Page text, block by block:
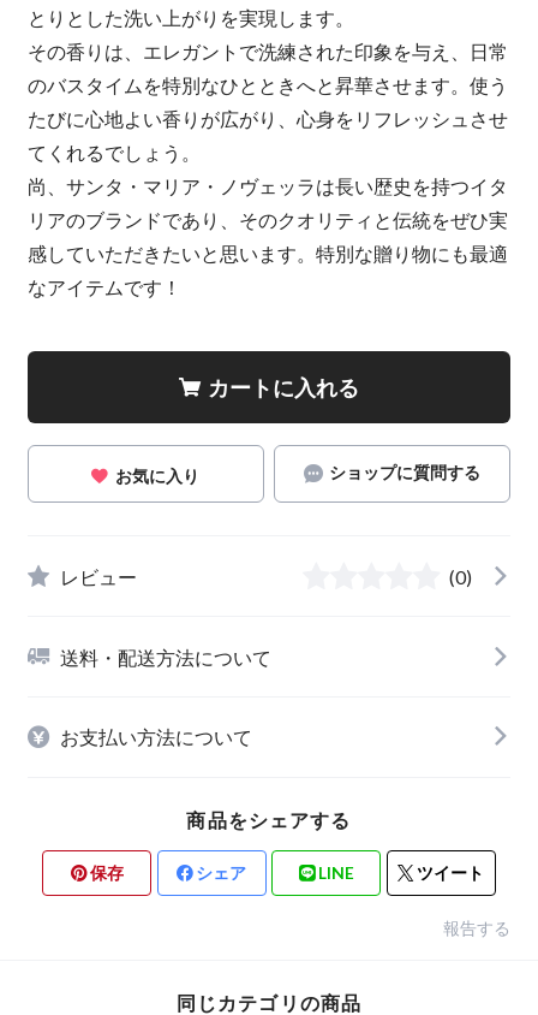
とりとした洗い上がりを実現します。
その香りは、エレガントで洗練された印象を与え、日常
のバスタイムを特別なひとときへと昇華させます。使う
たびに心地よい香りが広がり、心身をリフレッシュさせ
てくれるでしょう。
尚、サンタ・マリア・ノヴェッラは長い歴史を持つイタ
リアのブランドであり、そのクオリティと伝統をぜひ実
感していただきたいと思います。特別な贈り物にも最適
なアイテムです！
カートに入れる
お気に入り ショップに質問する
レビュー (0)
送料・配送方法について
お支払い方法について
商品をシェアする
保存 シェア LINE ツイート
報告する
同じカテゴリの商品